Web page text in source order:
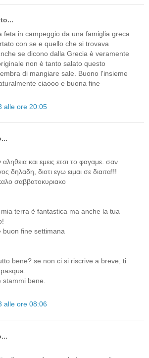
feta in campeggio da una famiglia greca
con se e quello che si trovava
se dicono dalla Grecia è veramente
non è tanto salato questo
di mangiare sale. Buono l'insieme
ciaooo e buona fine
alle ore 20:05
και εμεις ετσι το φαγαμε. σαν
δηλαδη, διοτι εγω ειμαι σε διαιτα!!!
σαββατοκυριακο
terra è fantastica ma anche la tua
buon fine settimana
bene? se non ci si riscrive a breve, ti
stammi bene.
alle ore 08:06